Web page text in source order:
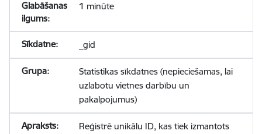
1 minūte
_gid
Statistikas sīkdatnes (nepieciešamas, lai
uzlabotu vietnes darbību un
pakalpojumus)
Reģistrē unikālu ID, kas tiek izmantots